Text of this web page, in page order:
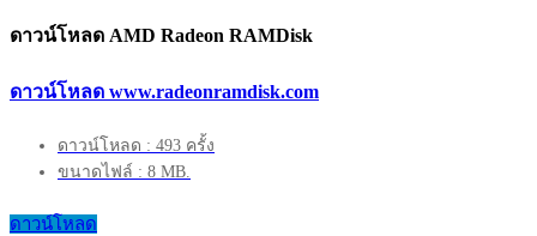
ดาวน์โหลด AMD Radeon RAMDisk
ดาวน์โหลด www.radeonramdisk.com
ดาวน์โหลด : 493 ครั้ง
ขนาดไฟล์ : 8 MB.
ดาวน์โหลด